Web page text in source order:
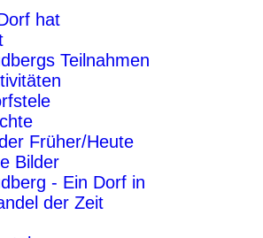
hat
Teilnahmen
Früher/Heute
Bilder
- Ein Dorf in
der Zeit